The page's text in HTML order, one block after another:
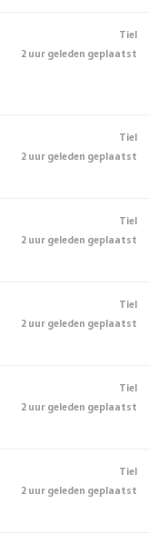
Tiel
2 uur geleden geplaatst
Tiel
2 uur geleden geplaatst
Tiel
2 uur geleden geplaatst
Tiel
2 uur geleden geplaatst
Tiel
2 uur geleden geplaatst
Tiel
2 uur geleden geplaatst